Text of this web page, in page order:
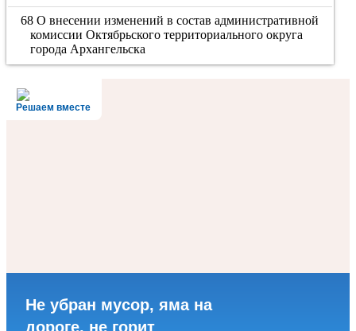
68 О внесении изменений в состав административной
комиссии Октябрьского территориального округа
города Архангельска
Решаем вместе
Не убран мусор, яма на
дороге, не горит